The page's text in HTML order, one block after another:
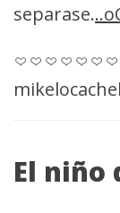
separase.
El niño